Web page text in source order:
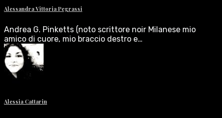
Alessandra Vittoria Pegrassi
Andrea G. Pinketts (noto scrittore noir Milanese mio
amico di cuore, mio braccio destro e…
Alessia Cattarin